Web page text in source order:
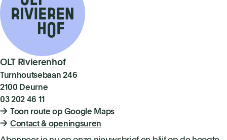
OLT Rivierenhof
Turnhoutsebaan 246
2100 Deurne
03 202 46 11
Toon route op Google Maps
Contact & openingsuren